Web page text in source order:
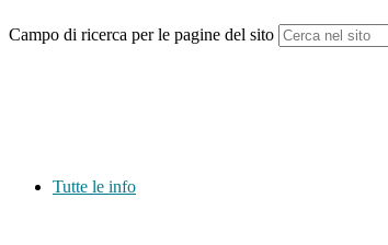
Campo di ricerca per le pagine del sito
Tutte le info